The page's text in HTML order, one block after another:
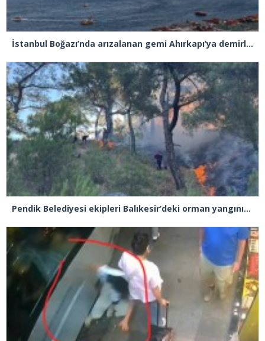
İstanbul Boğazı’nda arızalanan gemi Ahırkapı’ya demirlendi
Pendik Belediyesi ekipleri Balıkesir’deki orman yangınına müdahale ediyor